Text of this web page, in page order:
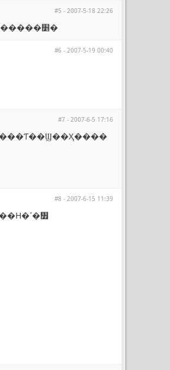
#5 - 2007-5-18 22:26
����λ���ƺ�Ҫ�ܾ��ʣ����Ҳ��������͵ķ��⣬ԇ�ˎׂ��R�^�����S����H�����׵�
#6 - 2007-5-19 00:40
#7 - 2007-6-5 17:16
#8 - 2007-6-15 11:39
�����Џƿ��ٷ�6-bit�R�^��ǰ݅�������Ԏ�С�ܜy��һ���ǂ����c����c�Č��H�ߴ�᣿